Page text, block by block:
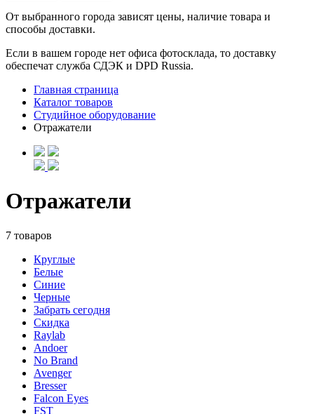
От выбранного города зависят цены, наличие товара и
способы доставки.
Если в вашем городе нет офиса фотосклада, то доставку
обеспечат служба СДЭК и DPD Russia.
Главная страница
Каталог товаров
Студийное оборудование
Отражатели
Отражатели
7 товаров
Круглые
Белые
Синие
Черные
Забрать сегодня
Скидка
Raylab
Andoer
No Brand
Avenger
Bresser
Falcon Eyes
FST